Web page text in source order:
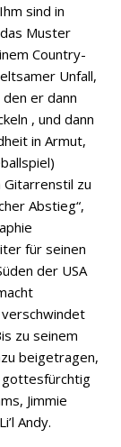
sind in
Muster
Country-
Unfall,
er dann
, und dann
in Armut,
Gitarrenstil zu
Abstieg“,
für seinen
der USA
zu seinem
beigetragen,
gottesfürchtig
Jimmie
Andy.